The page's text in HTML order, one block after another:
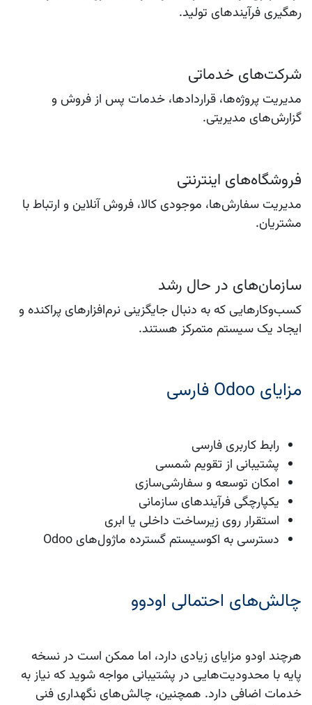
رهگیری فرآیندهای تولید.
شرکت‌های خدماتی
مدیریت پروژه‌ها، قراردادها، خدمات پس از فروش و
گزارش‌های مدیریتی.
فروشگاه‌های اینترنتی
مدیریت سفارش‌ها، موجودی کالا، فروش آنلاین و ارتباط با
مشتریان.
سازمان‌های در حال رشد
کسب‌وکارهایی که به دنبال جایگزینی نرم‌افزارهای پراکنده و
ایجاد یک سیستم متمرکز هستند.
مزایای Odoo فارسی
رابط کاربری فارسی
پشتیبانی از تقویم شمسی
امکان توسعه و سفارشی‌سازی
یکپارچگی فرآیندهای سازمانی
استقرار روی زیرساخت داخلی یا ابری
دسترسی به اکوسیستم گسترده ماژول‌های Odoo
چالش‌های احتمالی اودوو
هرچند اودو مزایای زیادی دارد، اما ممکن است در نسخه
پایه با محدودیت‌هایی در پشتیبانی مواجه شوید که نیاز به
خدمات اضافی دارد. همچنین، چالش‌های نگهداری فنی